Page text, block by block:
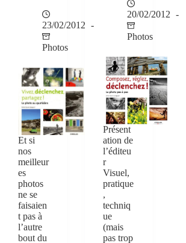
23/02/2012
Photos
Et si
nos
meilleur
es
photos
ne se
faisaien
t pas à
l’autre
bout du
20/02/2012
Photos
Présent
ation de
l’éditeu
r
Visuel,
pratique
,
techniq
ue
(mais
pas trop